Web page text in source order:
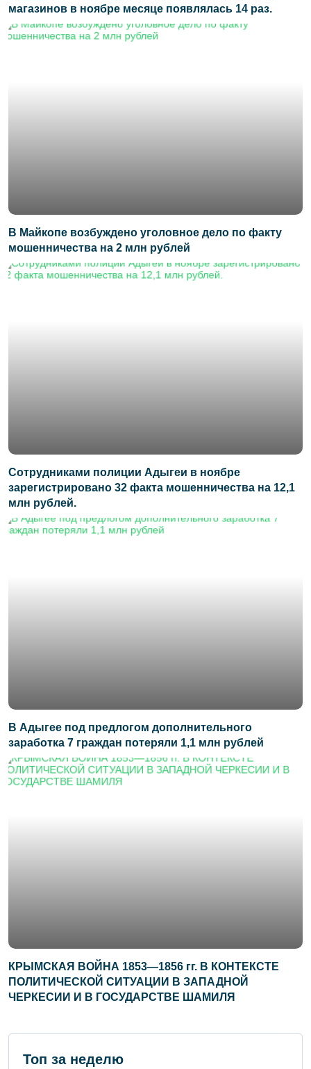
магазинов в ноябре месяце появлялась 14 раз.
В Майкопе возбуждено уголовное дело по факту
мошенничества на 2 млн рублей
Сотрудниками полиции Адыгеи в ноябре
зарегистрировано 32 факта мошенничества на 12,1
млн рублей.
В Адыгее под предлогом дополнительного
заработка 7 граждан потеряли 1,1 млн рублей
КРЫМСКАЯ ВОЙНА 1853—1856 гг. В КОНТЕКСТЕ
ПОЛИТИЧЕСКОЙ СИТУАЦИИ В ЗАПАДНОЙ
ЧЕРКЕСИИ И В ГОСУДАРСТВЕ ШАМИЛЯ
Топ за неделю